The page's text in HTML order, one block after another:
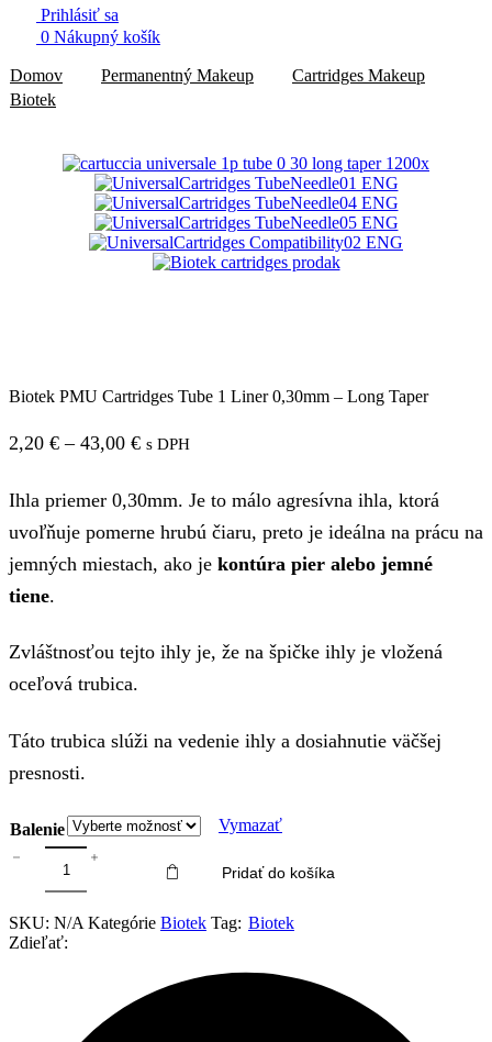
Prihlásiť sa
0 Nákupný košík
Domov Permanentný Makeup
Cartridges Makeup
Biotek
Biotek PMU Cartridges Tube 1 Liner 0,30mm – Long Taper
2,20 € – 43,00 €Price
2,20 €
through
43,00 €
s DPH
Ihla priemer 0,30mm. Je to málo agresívna ihla, ktorá
uvoľňuje pomerne hrubú čiaru, preto je ideálna na prácu na
jemných miestach, ako je kontúra pier alebo jemné
tiene.
Zvláštnosťou tejto ihly je, že na špičke ihly je vložená
oceľová trubica.
Táto trubica slúži na vedenie ihly a dosiahnutie väčšej
presnosti.
Balenie
Vymazať
množstvo
PMU
Cartridges
Tube
1
Pridať do košíka
SKU: N/A Kategórie Biotek Tag: Biotek
Zdieľať: